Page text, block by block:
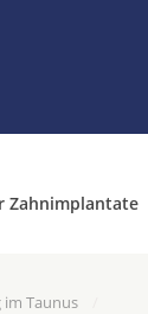
Zahnimplantate
Taunus